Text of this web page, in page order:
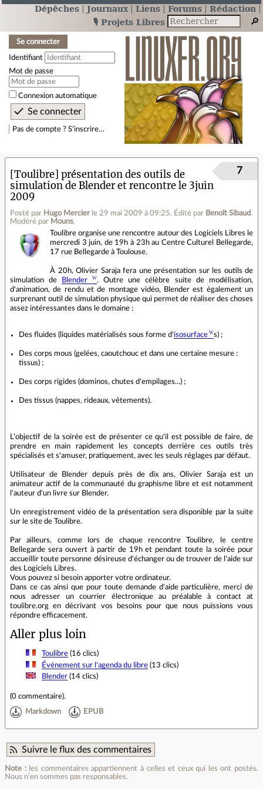
Dépêches Journaux Liens Forums
Rédaction
🎙️ Projets Libres
Se connecter
Identifiant
Mot de passe
Connexion automatique
Pas de compte ? S’inscrire…
[Toulibre] présentation des outils de
simulation de Blender et rencontre le 3juin
2009
Posté par Hugo Mercier le 29 mai 2009 à 09:25. Édité par Benoît Sibaud.
Modéré par Mouns.
7
Toulibre organise une rencontre autour des Logiciels Libres le
mercredi 3 juin, de 19h à 23h au Centre Culturel Bellegarde,
17 rue Bellegarde à Toulouse.
À 20h, Olivier Saraja fera une présentation sur les outils de
simulation de
Blender
. Outre une célèbre suite de modélisation,
d'animation, de rendu et de montage vidéo, Blender est également un
surprenant outil de simulation physique qui permet de réaliser des choses
assez intéressantes dans le domaine :
Des fluides (liquides matérialisés sous forme d'isosurface s) ;
Des corps mous (gelées, caoutchouc et dans une certaine mesure :
tissus) ;
Des corps rigides (dominos, chutes d'empilages...) ;
Des tissus (nappes, rideaux, vêtements).
L'objectif de la soirée est de présenter ce qu'il est possible de faire, de
prendre en main rapidement les concepts derrière ces outils très
spécialisés et s'amuser, pratiquement, avec les seuls réglages par défaut.
Utilisateur de Blender depuis près de dix ans, Olivier Saraja est un
animateur actif de la communauté du graphisme libre et est notamment
l'auteur d'un livre sur Blender.
Un enregistrement vidéo de la présentation sera disponible par la suite
sur le site de Toulibre.
Par ailleurs, comme lors de chaque rencontre Toulibre, le centre
Bellegarde sera ouvert à partir de 19h et pendant toute la soirée pour
accueillir toute personne désireuse d'échanger ou de trouver de l'aide sur
des Logiciels Libres.
Vous pouvez si besoin apporter votre ordinateur.
Dans ce cas ainsi que pour toute demande d'aide particulière, merci de
nous adresser un courrier électronique au préalable à contact at
toulibre.org en décrivant vos besoins pour que nous puissions vous
répondre efficacement.
Aller plus loin
Toulibre(16 clics)
Événement sur l'agenda du libre(13 clics)
Blender(14 clics)
(0 commentaire).
Markdown EPUB
Suivre le flux des commentaires
Note :les commentaires appartiennent à celles et ceux qui les ont postés.
Nous n’en sommes pas responsables.